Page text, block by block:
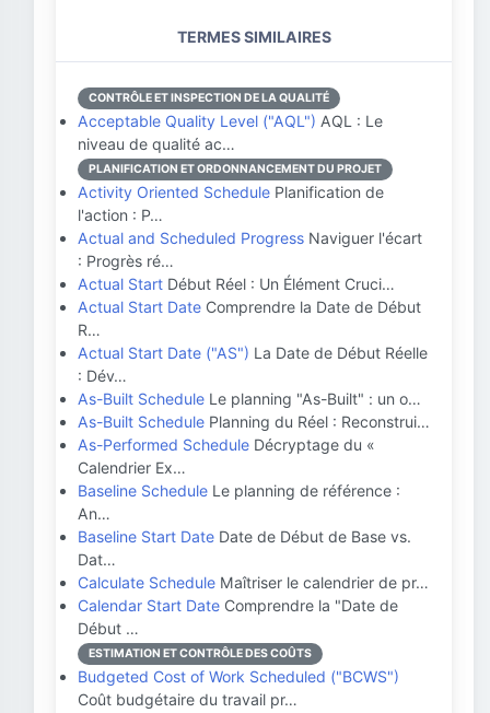
TERMES SIMILAIRES
CONTRÔLE ET INSPECTION DE LA QUALITÉ
Acceptable Quality Level ("AQL") AQL : Le
niveau de qualité ac…
PLANIFICATION ET ORDONNANCEMENT DU PROJET
Activity Oriented Schedule Planification de
l'action : P…
Actual and Scheduled Progress Naviguer l'écart
: Progrès ré…
Actual Start Début Réel : Un Élément Cruci…
Actual Start Date Comprendre la Date de Début
R…
Actual Start Date ("AS") La Date de Début Réelle
: Dév…
As-Built Schedule Le planning "As-Built" : un o…
As-Built Schedule Planning du Réel : Reconstrui…
As-Performed Schedule Décryptage du «
Calendrier Ex…
Baseline Schedule Le planning de référence :
An…
Baseline Start Date Date de Début de Base vs.
Dat…
Calculate Schedule Maîtriser le calendrier de pr…
Calendar Start Date Comprendre la "Date de
Début …
ESTIMATION ET CONTRÔLE DES COÛTS
Budgeted Cost of Work Scheduled ("BCWS")
Coût budgétaire du travail pr…